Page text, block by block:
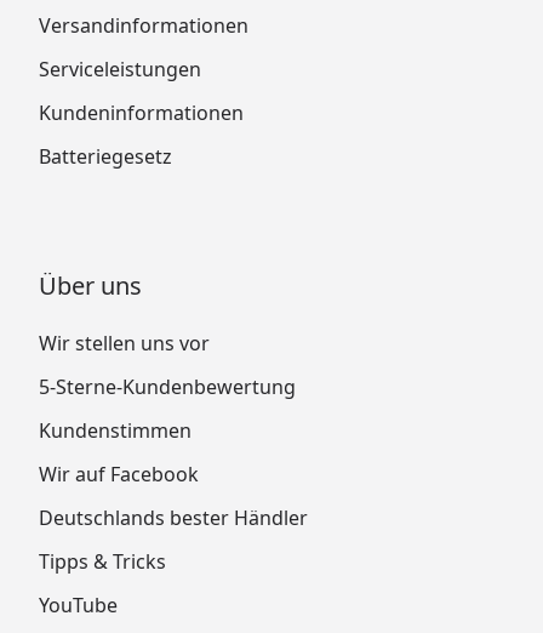
Versandinformationen
Serviceleistungen
Kundeninformationen
Batteriegesetz
Über uns
Wir stellen uns vor
5-Sterne-Kundenbewertung
Kundenstimmen
Wir auf Facebook
Deutschlands bester Händler
Tipps & Tricks
YouTube